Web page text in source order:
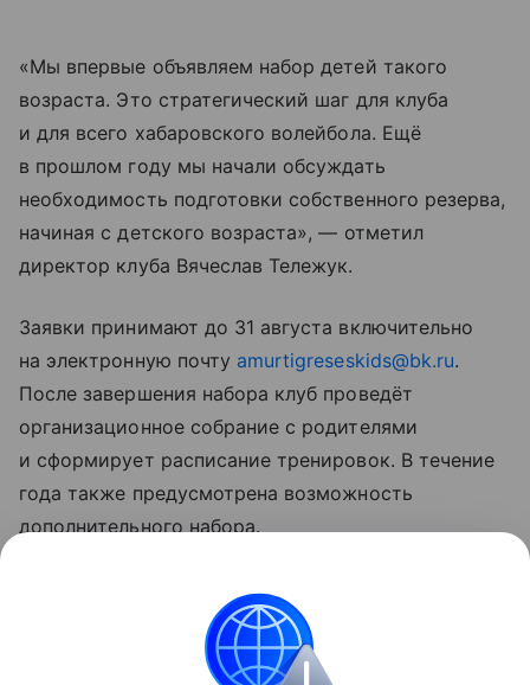
«Мы впервые объявляем набор детей такого
возраста. Это стратегический шаг для клуба
и для всего хабаровского волейбола. Ещё
в прошлом году мы начали обсуждать
необходимость подготовки собственного резерва,
начиная с детского возраста», — отметил
директор клуба Вячеслав Тележук.
Заявки принимают до 31 августа включительно
на электронную почту amurtigreseskids@bk.ru.
После завершения набора клуб проведёт
организационное собрание с родителями
и сформирует расписание тренировок. В течение
года также предусмотрена возможность
дополнительного набора.
«Амурские Тигрицы» были основаны в Хабаровске
в 2023 году. Основная команда клуба выступает
в Высшей лиге «А», а молодёжный состав —